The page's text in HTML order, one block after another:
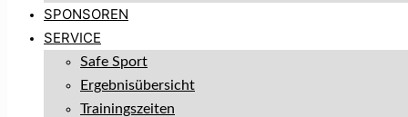
SPONSOREN
SERVICE
Safe Sport
Ergebnisübersicht
Trainingszeiten